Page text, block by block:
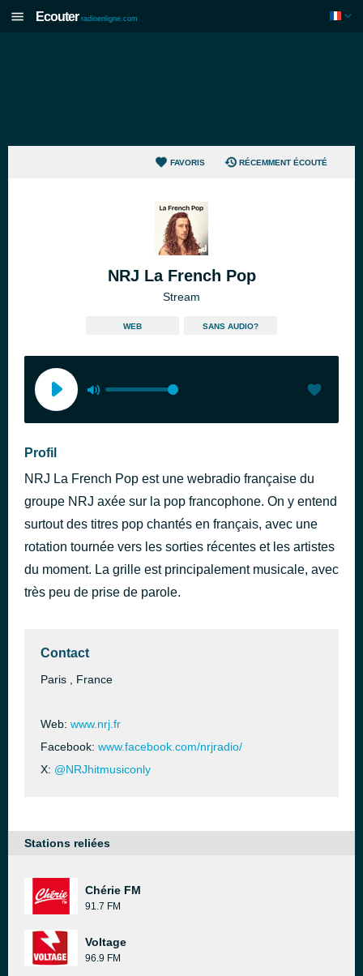
Ecouter radioenligne.com
FAVORIS RÉCEMMENT ÉCOUTÉ
NRJ La French Pop
Stream
WEB SANS AUDIO?
Profil
NRJ La French Pop est une webradio française du
groupe NRJ axée sur la pop francophone. On y entend
surtout des titres pop chantés en français, avec une
rotation tournée vers les sorties récentes et les artistes
du moment. La grille est principalement musicale, avec
très peu de prise de parole.
Contact
Paris , France
Web: www.nrj.fr
Facebook: www.facebook.com/nrjradio/
X: @NRJhitmusiconly
Stations reliées
Chérie FM
91.7 FM
Voltage
96.9 FM